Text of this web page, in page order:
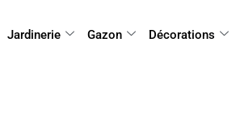
Jardinerie Gazon Décorations